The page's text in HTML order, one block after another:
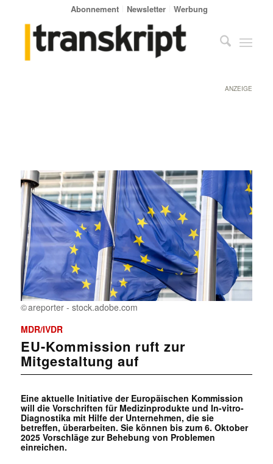
Abonnement Newsletter Werbung
ANZEIGE
areporter - stock.adobe.com
MDR/IVDR
EU-Kommission ruft zur
Mitgestaltung auf
Eine aktuelle Initiative der Europäischen Kommission
will die Vorschriften für Medizinprodukte und In-vitro-
Diagnostika mit Hilfe der Unternehmen, die sie
betreffen, überarbeiten. Sie können bis zum 6. Oktober
2025 Vorschläge zur Behebung von Problemen
einreichen.